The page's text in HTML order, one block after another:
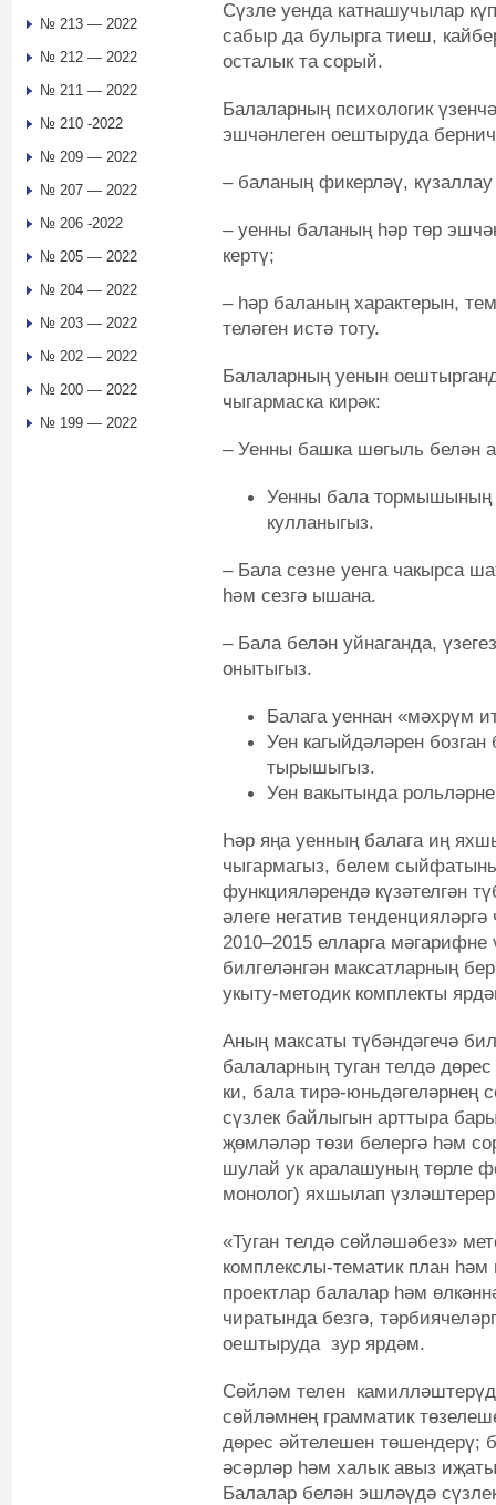
Сүзле уенда катнашучылар
сабыр да булырга тиеш,
осталык та сорый.
Балаларның психологик
эшчәнлеген оештыруда
– баланың фикерләү,
– уенны баланың һәр төр
кертү;
– һәр баланың характерын,
теләген истә тоту.
Балаларның уенын
чыгармаска кирәк:
– Уенны башка шөгыль белән
Уенны бала тормышының
кулланыгыз.
– Бала сезне уенга чакырса
һәм сезгә ышана.
– Бала белән уйнаганда,
онытыгыз.
Балага уеннан «мәхрүм
Уен кагыйдәләрен бозган
тырышыгыз.
Уен вакытында
Һәр яңа уенның балага иң
чыгармагыз, белем
функцияләрендә күзәтелгән
әлеге негатив
2010–2015 елларга
билгеләнгән максатларның
укыту-методик комплекты
Аның максаты түбәндәгечә
балаларның туган телдә
ки, бала тирә-юньдәгеләрнең
сүзлек байлыгын арттыра
җөмләләр төзи белергә һәм
шулай ук аралашуның төрле
монолог) яхшылап
«Туган телдә сөйләшәбез»
комплекслы-тематик план
проектлар балалар һәм
чиратында безгә,
оештыруда зур ярдәм.
Сөйләм телен
сөйләмнең грамматик
дөрес әйтелешен төшендерү;
әсәрләр һәм халык авыз
Балалар белән эшләүдә
№ 213 — 2022
№ 212 — 2022
№ 211 — 2022
№ 210 -2022
№ 209 — 2022
№ 207 — 2022
№ 206 -2022
№ 205 — 2022
№ 204 — 2022
№ 203 — 2022
№ 202 — 2022
№ 200 — 2022
№ 199 — 2022